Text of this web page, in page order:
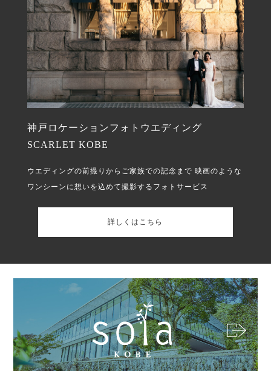
神戸ロケーションフォトウエディング
SCARLET KOBE
ウエディングの前撮りからご家族での記念まで 映画のような
ワンシーンに想いを込めて撮影するフォトサービス
詳しくはこちら